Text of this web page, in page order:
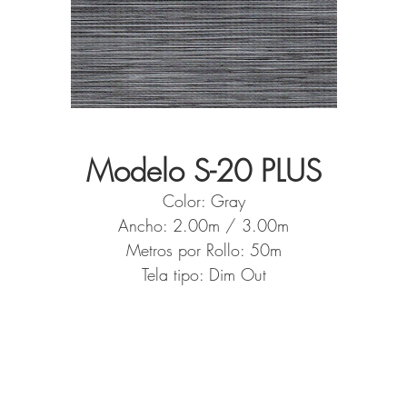
Modelo S-20 PLUS
Color: Gray
Ancho: 2.00m / 3.00m
Metros por Rollo: 50m
Tela tipo: Dim Out